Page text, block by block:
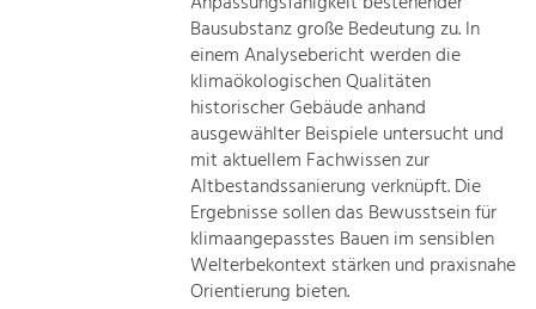
Bausubstanz große Bedeutung zu. In
einem Analysebericht werden die
klimaökologischen Qualitäten
historischer Gebäude anhand
ausgewählter Beispiele untersucht und
mit aktuellem Fachwissen zur
Altbestandssanierung verknüpft. Die
Ergebnisse sollen das Bewusstsein für
klimaangepasstes Bauen im sensiblen
Welterbekontext stärken und praxisnahe
Orientierung bieten.